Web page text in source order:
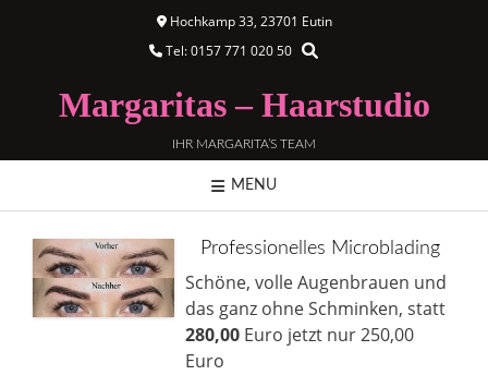
Hochkamp 33, 23701 Eutin
Tel: 0157 771 020 50
Margaritas – Haarstudio
IHR MARGARITA’S TEAM
MENU
Professionelles Microblading
Schöne, volle Augenbrauen und
das ganz ohne Schminken, statt
280,00Euro jetzt nur 250,00
Euro